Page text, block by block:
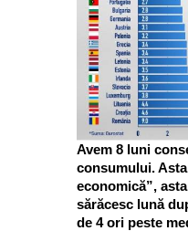
Avem 8 luni
consumului.
economică”,
sărăcesc lună
de 4 ori peste